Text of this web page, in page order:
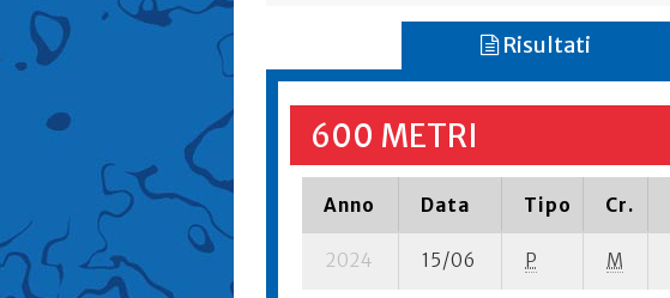
Risultati
600 METRI
Anno Data Tipo Cr.
2024 15/06 P M